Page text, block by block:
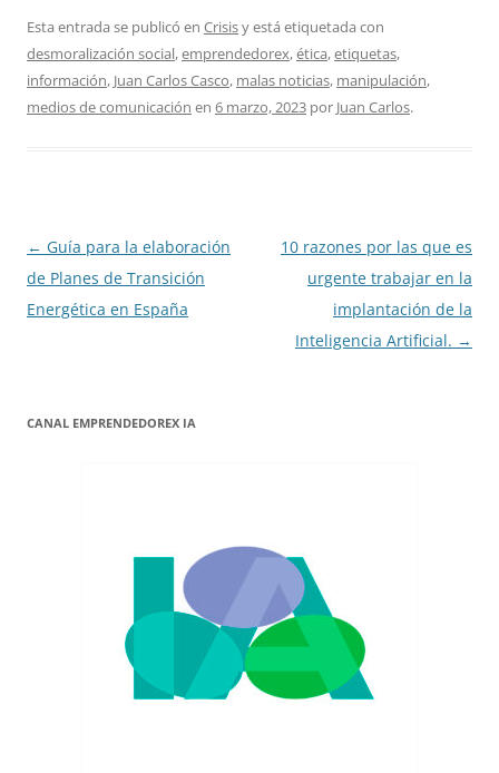
Esta entrada se publicó en Crisisy está etiquetada con
desmoralización social,emprendedorex,ética,etiquetas,
información, Juan Carlos Casco, malas noticias, manipulación,
medios de comunicación en 6 marzo, 2023 por Juan Carlos.
Navegación
de
entradas
← Guía para la elaboración
de Planes de Transición
Energética en España
10 razones por las que es
urgente trabajar en la
implantación de la
Inteligencia Artificial. →
CANAL EMPRENDEDOREX IA